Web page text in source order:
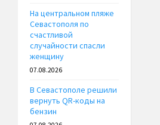
На центральном пляже
Севастополя по
счастливой
случайности спасли
женщину
07.08.2026
В Севастополе решили
вернуть QR-коды на
бензин